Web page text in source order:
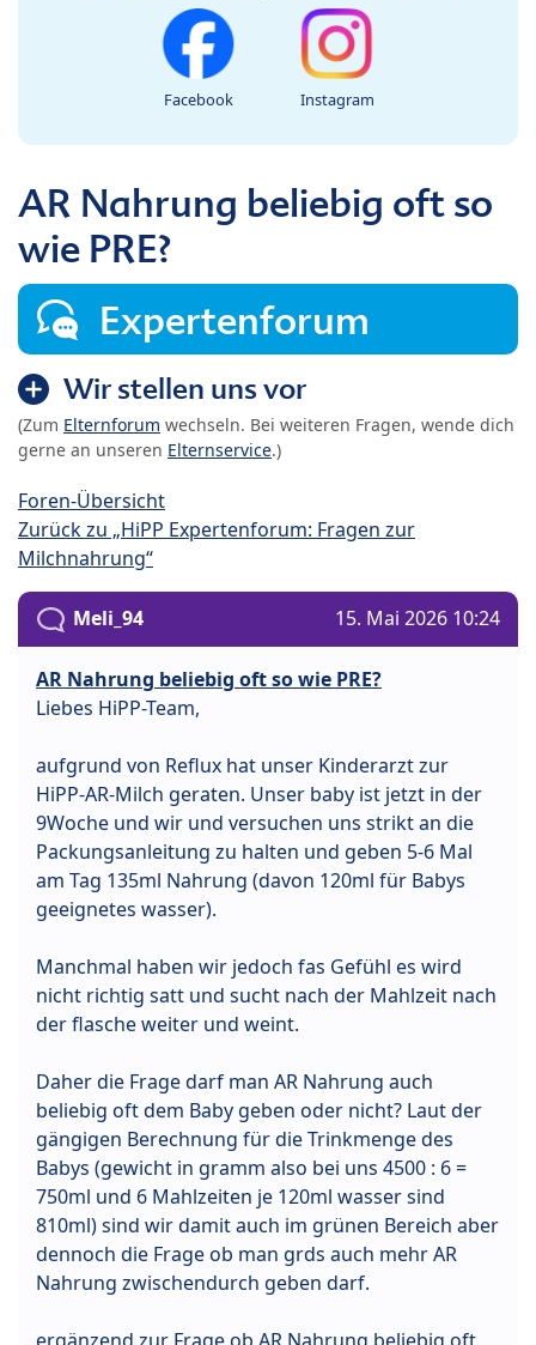
Facebook Instagram
AR Nahrung beliebig oft so
wie PRE?
Expertenforum
Wir stellen uns vor
(Zum Elternforum wechseln. Bei weiteren Fragen, wende dich
gerne an unseren Elternservice.)
Foren-Übersicht
Zurück zu „HiPP Expertenforum: Fragen zur
Milchnahrung“
Meli_94 15. Mai 2026 10:24
AR Nahrung beliebig oft so wie PRE?
Liebes HiPP-Team,
aufgrund von Reflux hat unser Kinderarzt zur
HiPP-AR-Milch geraten. Unser baby ist jetzt in der
9Woche und wir und versuchen uns strikt an die
Packungsanleitung zu halten und geben 5-6 Mal
am Tag 135ml Nahrung (davon 120ml für Babys
geeignetes wasser).
Manchmal haben wir jedoch fas Gefühl es wird
nicht richtig satt und sucht nach der Mahlzeit nach
der flasche weiter und weint.
Daher die Frage darf man AR Nahrung auch
beliebig oft dem Baby geben oder nicht? Laut der
gängigen Berechnung für die Trinkmenge des
Babys (gewicht in gramm also bei uns 4500 : 6 =
750ml und 6 Mahlzeiten je 120ml wasser sind
810ml) sind wir damit auch im grünen Bereich aber
dennoch die Frage ob man grds auch mehr AR
Nahrung zwischendurch geben darf.